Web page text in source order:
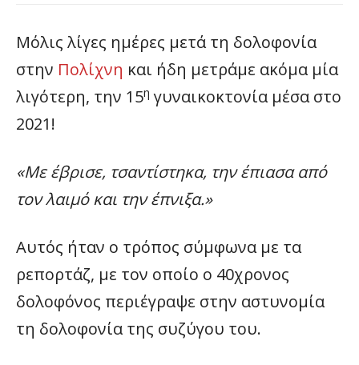
Μόλις λίγες ημέρες μετά τη δολοφονία
στην Πολίχνη και ήδη μετράμε ακόμα μία
λιγότερη, την 15η γυναικοκτονία μέσα στο
2021!
«Με έβρισε, τσαντίστηκα, την έπιασα από
τον λαιμό και την έπνιξα.»
Αυτός ήταν ο τρόπος σύμφωνα με τα
ρεπορτάζ, με τον οποίο ο 40χρονος
δολοφόνος περιέγραψε στην αστυνομία
τη δολοφονία της συζύγου του.